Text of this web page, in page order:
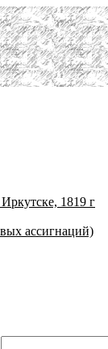
1819 г
ассигнаций)